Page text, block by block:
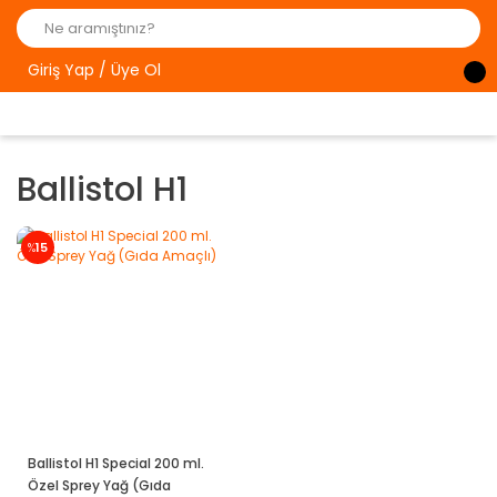
Giriş Yap / Üye Ol
Ballistol H1
%15
Ballistol H1 Special 200 ml.
Özel Sprey Yağ (Gıda